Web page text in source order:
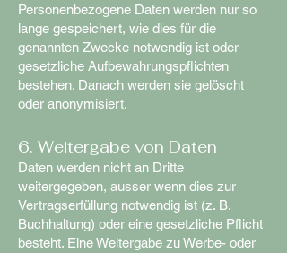
Personenbezogene Daten werden nur so
lange gespeichert, wie dies für die
genannten Zwecke notwendig ist oder
gesetzliche Aufbewahrungspflichten
bestehen. Danach werden sie gelöscht
oder anonymisiert.
6. Weitergabe von Daten
Daten werden nicht an Dritte
weitergegeben, ausser wenn dies zur
Vertragserfüllung notwendig ist (z. B.
Buchhaltung) oder eine gesetzliche Pflicht
besteht. Eine Weitergabe zu Werbe- oder